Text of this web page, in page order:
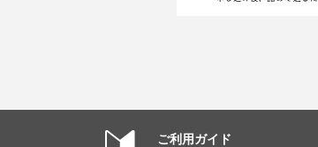
ご利用ガイド